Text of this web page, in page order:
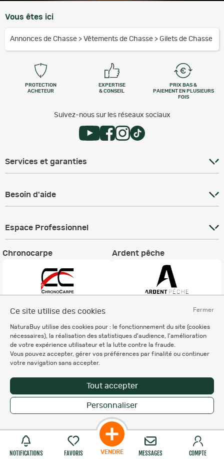
Fermer
Ce site utilise des cookies
NaturaBuy utilise des cookies pour : le fonctionnement du site (cookies
nécessaires), la réalisation des statistiques d'audience, l'amélioration
de votre expérience utilisateur et la lutte contre la fraude.
Vous pouvez accepter, gérer vos préférences par finalité ou continuer
votre navigation sans accepter.
Tout accepter
Personnaliser
NOTIFICATIONS FAVORIS VENDRE MESSAGES COMPTE
Vous êtes ici
Annonces de Chasse > Vêtements de Chasse > Gilets de Chasse
PROTECTION
ACHETEUR
EXPERTISE
& CONSEIL
PRIX BAS &
PAIEMENT EN PLUSIEURS
FOIS
Suivez-nous sur les réseaux sociaux
Services et garanties
Besoin d'aide
Espace Professionnel
Chronocarpe Ardent pêche
Charte éthique
Mentions légales
Règlement & Conditions d'utilisation
Politique de protection
des données personnelles
Personnalisation des cookies
Copyright © 2007-2026 NaturaBuy. Tous droits réservés. N°CNIL: 1239459.
Les marques commerciales mentionnées appartiennent à leurs propriétaires
respectifs in 0.070 s
Suggestions de recherche
Site NaturaBuy classique